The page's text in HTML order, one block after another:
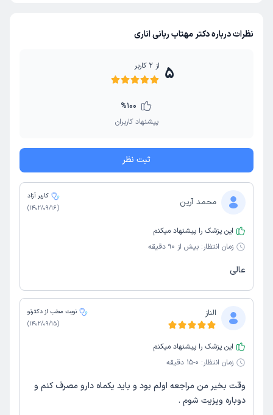
نظرات درباره دکتر مهتاب ربانی اناری
5 از 2 کاربر
%100
پیشنهاد کاربران
ثبت نظر
محمد آرین
کاربر آزاد
(
1402/09/16
)
این پزشک را پیشنهاد میکنم
زمان انتظار: بیش از 90 دقیقه
عالی
الناز
نوبت مطب از دکترتو
(
1402/09/15
)
این پزشک را پیشنهاد میکنم
زمان انتظار: 0-15 دقیقه
وقت بخیر من مراجعه اولم بود و باید یکماه دارو مصرف کنم و
دوباره ویزیت شوم .